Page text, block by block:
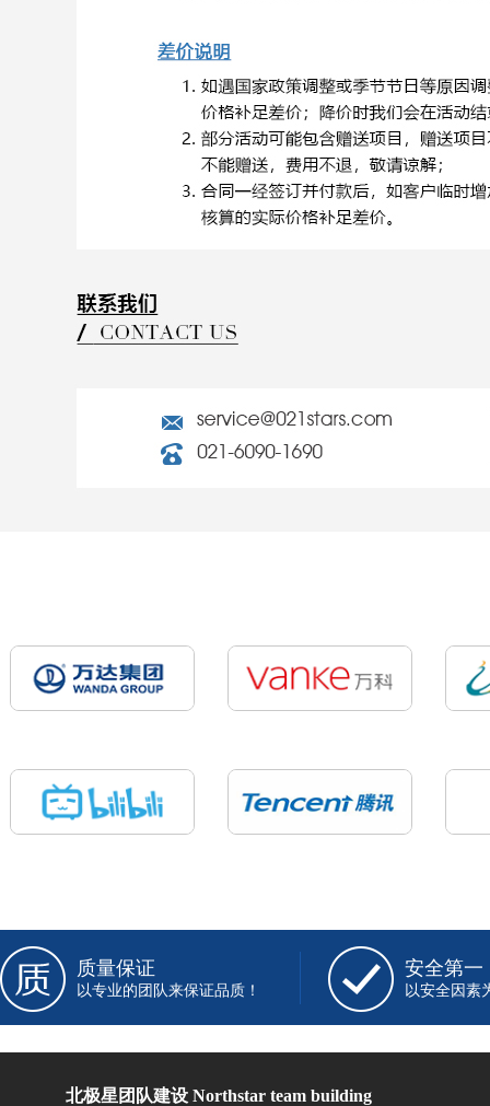
质量保证
以专业的团队来保证品质！
安全第一
以安全因素
北极星团队建设 Northstar team building